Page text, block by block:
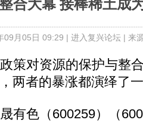
合大幕 接棒稀土成
09月05日 09:29 | 进入复兴论坛| 来
对资源的保护与整合
，两者的暴涨都演绎了
色（600259）（